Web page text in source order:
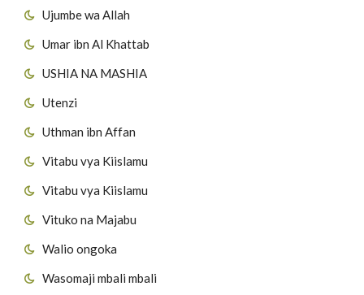
Ujumbe wa Allah
Umar ibn Al Khattab
USHIA NA MASHIA
Utenzi
Uthman ibn Affan
Vitabu vya Kiislamu
Vitabu vya Kiislamu
Vituko na Majabu
Walio ongoka
Wasomaji mbali mbali